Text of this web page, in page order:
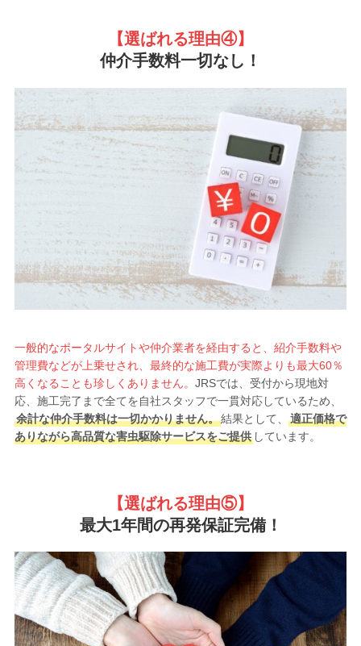
【選ばれる理由④】
仲介手数料一切なし！
一般的なポータルサイトや仲介業者を経由すると、紹介手数料や
管理費などが上乗せされ、最終的な施工費が実際よりも最大60％
高くなることも珍しくありません。 JRSでは、受付から現地対
応、施工完了まで全てを自社スタッフで一貫対応しているため、
余計な仲介手数料は一切かかりません。結果として、
適正価格で
ありながら高品質な害虫駆除サービスをご提供しています。
【選ばれる理由⑤】
最大1年間の再発保証完備！